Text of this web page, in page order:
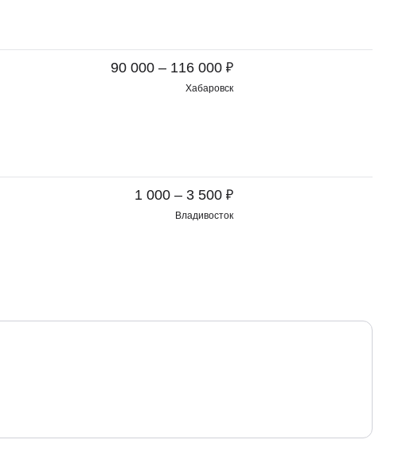
90 000 – 116 000 ₽
Хабаровск
1 000 – 3 500 ₽
Владивосток